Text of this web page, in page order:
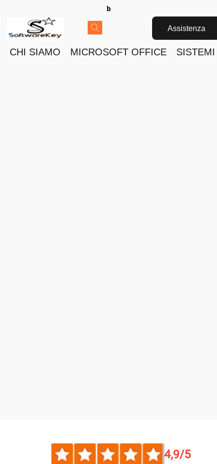
b
Assistenza
CHI SIAMO MICROSOFT OFFICE